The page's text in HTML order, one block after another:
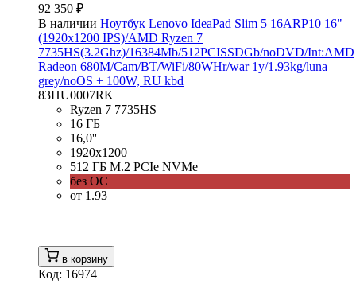
92 350 ₽
В наличии Ноутбук Lenovo IdeaPad Slim 5 16ARP10 16"
(1920x1200 IPS)/AMD Ryzen 7
7735HS(3.2Ghz)/16384Mb/512PCISSDGb/noDVD/Int:AMD
Radeon 680M/Cam/BT/WiFi/80WHr/war 1y/1.93kg/luna
grey/noOS + 100W, RU kbd
83HU0007RK
Ryzen 7 7735HS
16 ГБ
16,0''
1920x1200
512 ГБ M.2 PCIe NVMe
без ОС
от 1.93
в корзину
Код: 16974